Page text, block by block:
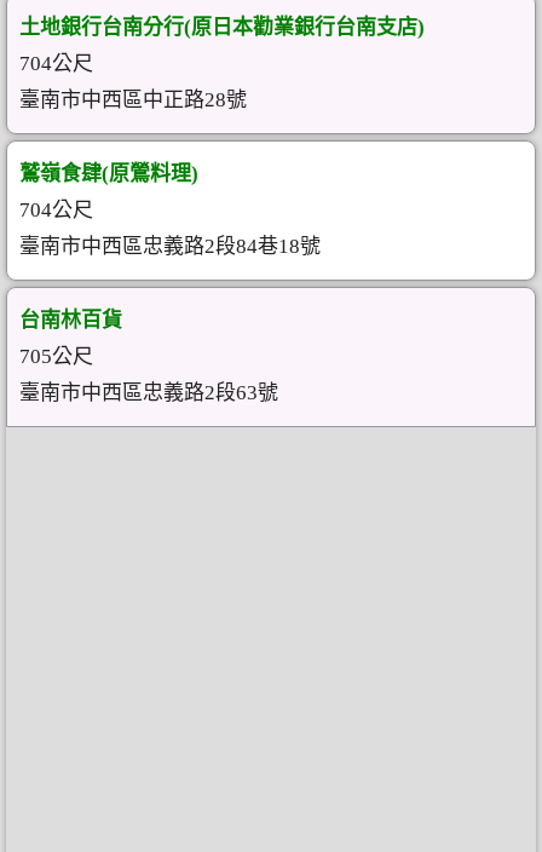
土地銀行台南分行(原日本勸業銀行台南支店)
704公尺
臺南市中西區中正路28號
鷲嶺食肆(原鶯料理)
704公尺
臺南市中西區忠義路2段84巷18號
台南林百貨
705公尺
臺南市中西區忠義路2段63號